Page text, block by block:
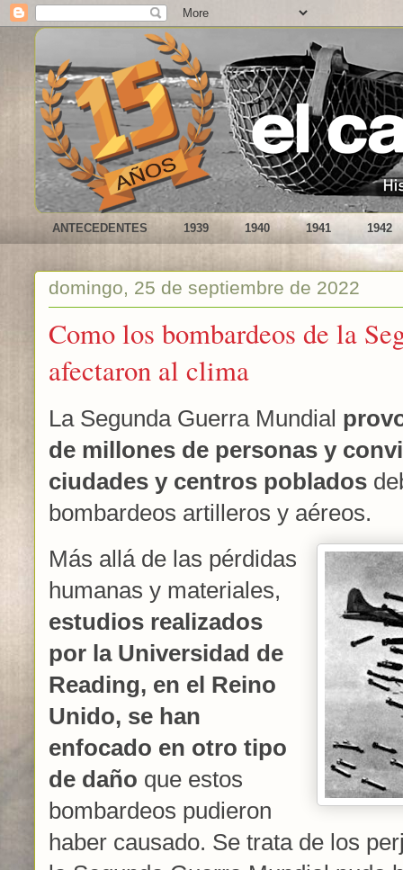
ANTECEDENTES 1939 1940 1941 1942
domingo, 25 de septiembre de 2022
Como los bombardeos de la
afectaron al clima
La Segunda Guerra Mundial
de millones de personas y
ciudades y centros poblados
bombardeos artilleros y aéreos.
Más allá de las pérdidas
humanas y materiales,
estudios realizados
por la Universidad de
Reading, en el Reino
Unido, se han
enfocado en otro tipo
de daño que estos
bombardeos pudieron
haber causado. Se trata de los